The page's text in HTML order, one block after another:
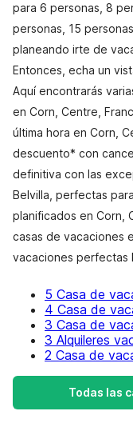
para 6 personas, 8
personas, 15
planeando irte de
Entonces, echa un
Aquí encontrarás
en Corn, Centre,
última hora en Corn,
descuento* con
definitiva con las
Belvilla, perfectas
planificados en Corn,
casas de vacaciones
vacaciones perfectas
5 Casa de
4 Casa de
3 Casa de
3 Alquileres
2 Casa de
Todas las